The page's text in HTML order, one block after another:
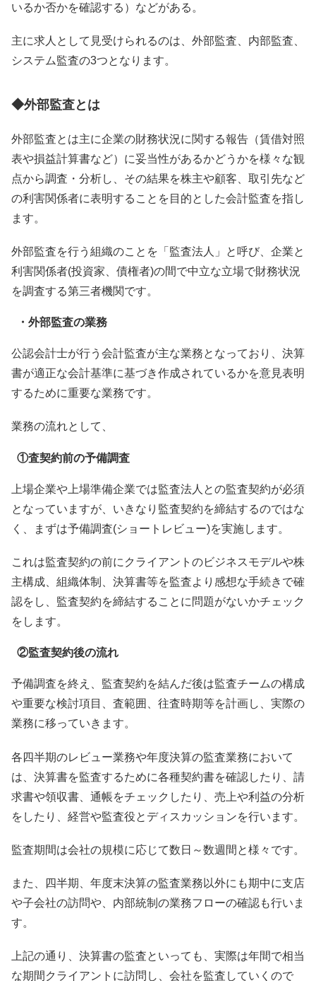
いるか否かを確認する）などがある。
主に求人として見受けられるのは、外部監査、内部監査、
システム監査の3つとなります。
◆外部監査とは
外部監査とは主に企業の財務状況に関する報告（賃借対照
表や損益計算書など）に妥当性があるかどうかを様々な観
点から調査・分析し、その結果を株主や顧客、取引先など
の利害関係者に表明することを目的とした会計監査を指し
ます。
外部監査を行う組織のことを「監査法人」と呼び、企業と
利害関係者(投資家、債権者)の間で中立な立場で財務状況
を調査する第三者機関です。
・外部監査の業務
公認会計士が行う会計監査が主な業務となっており、決算
書が適正な会計基準に基づき作成されているかを意見表明
するために重要な業務です。
業務の流れとして、
①査契約前の予備調査
上場企業や上場準備企業では監査法人との監査契約が必須
となっていますが、いきなり監査契約を締結するのではな
く、まずは予備調査(ショートレビュー)を実施します。
これは監査契約の前にクライアントのビジネスモデルや株
主構成、組織体制、決算書等を監査より感想な手続きで確
認をし、監査契約を締結することに問題がないかチェック
をします。
②監査契約後の流れ
予備調査を終え、監査契約を結んだ後は監査チームの構成
や重要な検討項目、査範囲、往査時期等を計画し、実際の
業務に移っていきます。
各四半期のレビュー業務や年度決算の監査業務において
は、決算書を監査するために各種契約書を確認したり、請
求書や領収書、通帳をチェックしたり、売上や利益の分析
をしたり、経営や監査役とディスカッションを行います。
監査期間は会社の規模に応じて数日～数週間と様々です。
また、四半期、年度末決算の監査業務以外にも期中に支店
や子会社の訪問や、内部統制の業務フローの確認も行いま
す。
上記の通り、決算書の監査といっても、実際は年間で相当
な期間クライアントに訪問し、会社を監査していくので